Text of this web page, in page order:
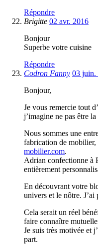
Répondre
Brigitte 02 avr. 2016
Bonjour
Superbe votre cuisine
Répondre
Codron Fanny 03 juin.
Bonjour,
Je vous remercie tout
j’imagine ne pas être
Nous sommes une
fabrication de mobilier,
mobilier.com.
Adrian confectionne à
entièrement
En découvrant votre
univers et le nôtre.
Cela serait un réel
faire connaître
Je suis très motivée et
part.